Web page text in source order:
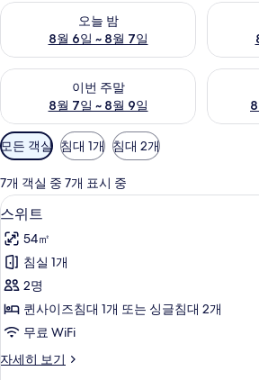
오늘 밤
8월 6일 ~ 8월 7일
오늘 밤 예약 가능 여부 확인, 8월 6일 ~ 8
내일 예
이번 주말
8월 7일 ~ 8월 9일
이번 주말 예약 가능 여부 확인, 8월 7일 ~
다음 주
객
실
에
사
용
가
능
한
터
모든 객실 침대 1개 침대 2개
7개 객실 중 7개 표시 중
스
위
트
사
진
모
두
보
8
스위트
54㎡
침실 1개
2명
퀸사이즈침대 1개 또는 싱글침대 2개
무료 WiFi
자세히 보기
스